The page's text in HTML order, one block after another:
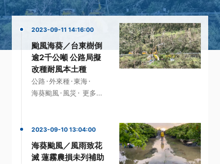
2023-09-11 14:16:00
颱風海葵／台東樹倒
逾2千公噸 公路局擬
改種耐風本土種
公路 ·外來種·東海·
海葵颱風· 風災 · 更多...
2023-09-10 13:04:00
海葵颱風／風雨致花
滅 蓮霧農損未列補助